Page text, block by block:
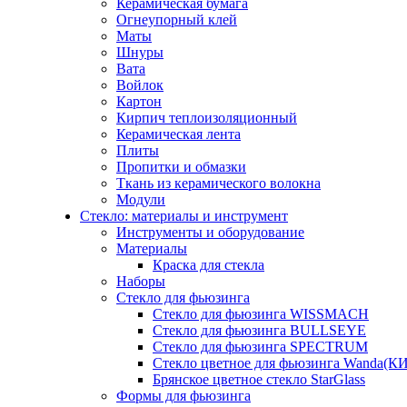
Керамическая бумага
Огнеупорный клей
Маты
Шнуры
Вата
Войлок
Картон
Кирпич теплоизоляционный
Керамическая лента
Плиты
Пропитки и обмазки
Ткань из керамического волокна
Модули
Стекло: материалы и инструмент
Инструменты и оборудование
Материалы
Краска для стекла
Наборы
Стекло для фьюзинга
Стекло для фьюзинга WISSMACH
Стекло для фьюзинга BULLSEYE
Стекло для фьюзинга SPECTRUM
Стекло цветное для фьюзинга
Брянское цветное стекло StarGlass
Формы для фьюзинга